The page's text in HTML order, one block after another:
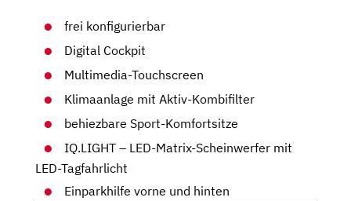
frei konfigurierbar
Digital Cockpit
Multimedia-Touchscreen
Klimaanlage mit Aktiv-Kombifilter
behiezbare Sport-Komfortsitze
IQ.LIGHT – LED-Matrix-Scheinwerfer mit
LED-Tagfahrlicht
Einparkhilfe vorne und hinten